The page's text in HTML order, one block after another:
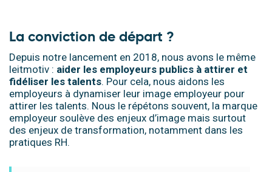
La conviction de départ ?
Depuis notre lancement en 2018, nous avons le même
leitmotiv : aider les employeurs publics à attirer et
fidéliser les talents. Pour cela, nous aidons les
employeurs à dynamiser leur image employeur pour
attirer les talents. Nous le répétons souvent, la marque
employeur soulève des enjeux d’image mais surtout
des enjeux de transformation, notamment dans les
pratiques RH.